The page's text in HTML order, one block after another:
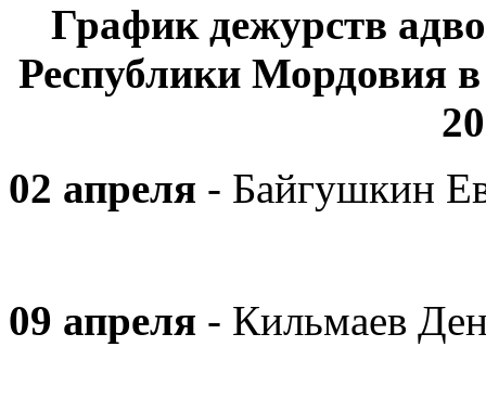
График дежурств
Республики Мордовия
02 апреля - Байгушкин
09 апреля - Кильмаев